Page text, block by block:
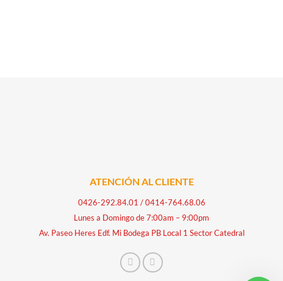
ATENCIÓN AL CLIENTE
0426-292.84.01 /0414-764.68.06
Lunes a Domingo de 7:00am – 9:00pm
Av. Paseo Heres Edf. Mi Bodega PB Local 1 Sector Catedral